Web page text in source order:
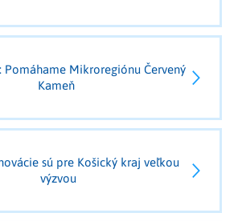
Pomáhame Mikroregiónu Červený
Kameň
sú pre Košický kraj veľkou
výzvou